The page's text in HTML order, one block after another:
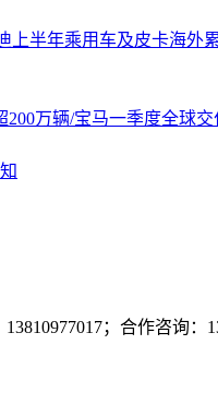
上半年乘用车及皮卡海外
万辆/宝马一季度全球交
；合作咨询：